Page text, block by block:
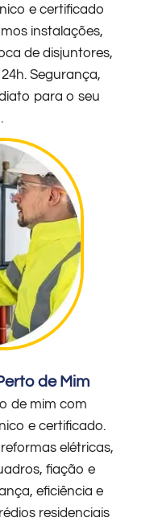
e certificado
instalações,
de disjuntores,
Segurança,
para o seu
de Mim
de mim com
e certificado.
elétricas,
fiação e
eficiência e
residenciais